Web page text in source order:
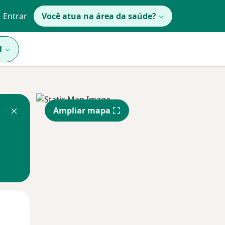
Entrar Você atua na área da saúde?
Ampliar mapa